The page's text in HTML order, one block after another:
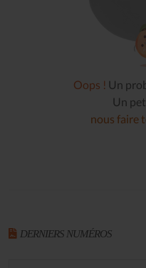
Oops ! Un
Un
nous faire
DERNIERS NUMÉROS